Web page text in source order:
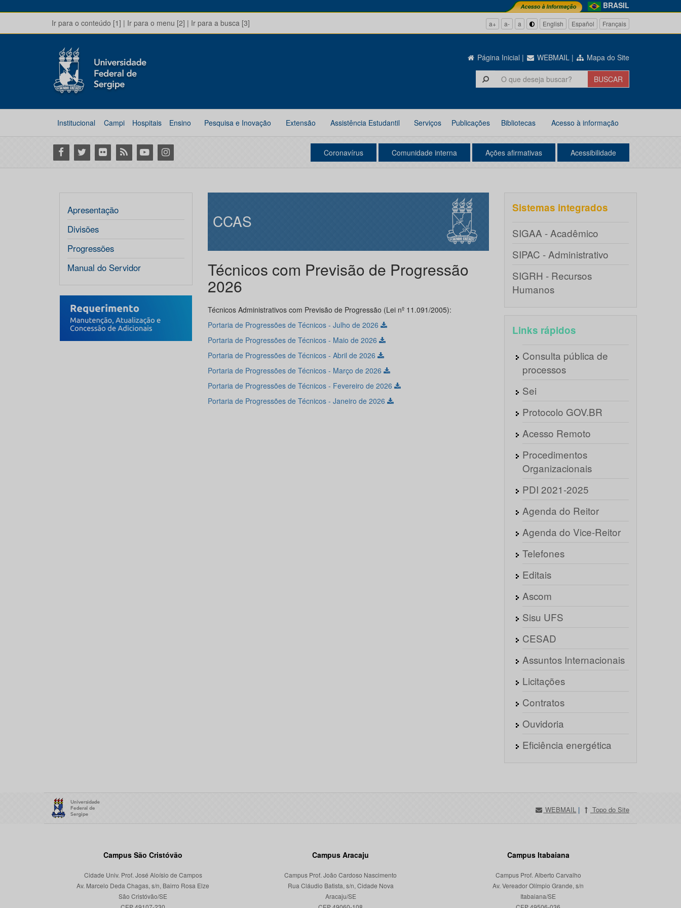
BRASIL
Ir para o conteúdo [1] | Ir para o menu [2] | Ir para a busca [3] a+ a- a English Español Français
Página Inicial | WEBMAIL | Mapa do Site
Institucional Campi Hospitais Ensino Pesquisa e Inovação Extensão Assistência Estudantil Serviços Publicações Bibliotecas Acesso à informação
Facebook
Twitter Flickr RSS YoutubeInstagram Coronavírus Comunidade interna Ações afirmativas Acessibilidade
Apresentação
Divisões
Progressões
Manual do Servidor
CCAS
Técnicos com Previsão de Progressão
2026
Técnicos Administrativos com Previsão de Progressão (Lei nº 11.091/2005):
Portaria de Progressões de Técnicos - Julho de 2026
Portaria de Progressões de Técnicos - Maio de 2026
Portaria de Progressões de Técnicos - Abril de 2026
Portaria de Progressões de Técnicos - Março de 2026
Portaria de Progressões de Técnicos - Fevereiro de 2026
Portaria de Progressões de Técnicos - Janeiro de 2026
Sistemas integrados
SIGAA - Acadêmico
SIPAC - Administrativo
SIGRH - Recursos
Humanos
Links rápidos
Consulta pública de
processos
Sei
Protocolo GOV.BR
Acesso Remoto
Procedimentos
Organizacionais
PDI 2021-2025
Agenda do Reitor
Agenda do Vice-Reitor
Telefones
Editais
Ascom
Sisu UFS
CESAD
Assuntos Internacionais
Licitações
Contratos
Ouvidoria
Eficiência energética
WEBMAIL | Topo do Site
Campus São Cristóvão
Cidade Univ. Prof. José Aloísio de Campos
Av. Marcelo Deda Chagas, s/n, Bairro Rosa Elze
São Cristóvão/SE
Campus Aracaju
Campus Prof. João Cardoso Nascimento
Rua Cláudio Batista, s/n, Cidade Nova
Aracaju/SE
Campus Itabaiana
Campus Prof. Alberto Carvalho
Av. Vereador Olímpio Grande, s/n
Itabaiana/SE